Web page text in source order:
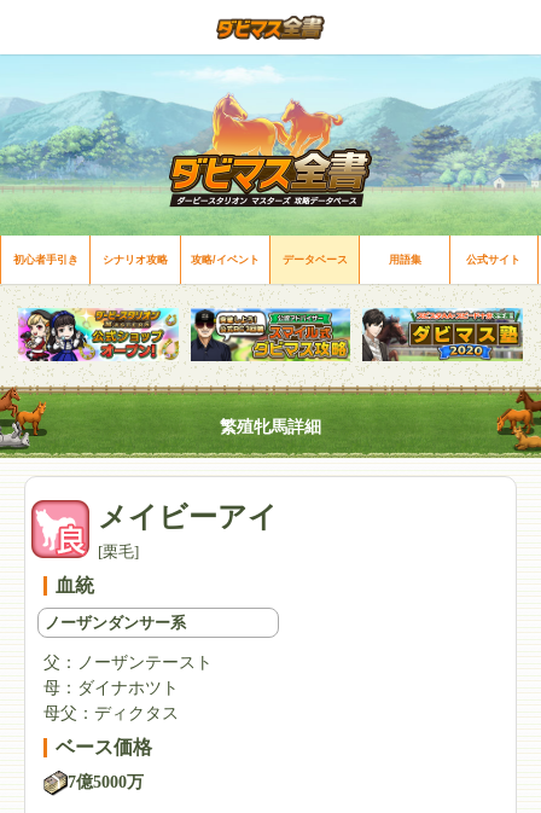
初心者手引き シナリオ攻略 攻略/イベント データベース 用語集 公式サイト
繁殖牝馬詳細
メイビーアイ
[栗毛]
血統
ノーザンダンサー系
父： ノーザンテースト
母： ダイナホツト
母父： ディクタス
ベース価格
7億5000万